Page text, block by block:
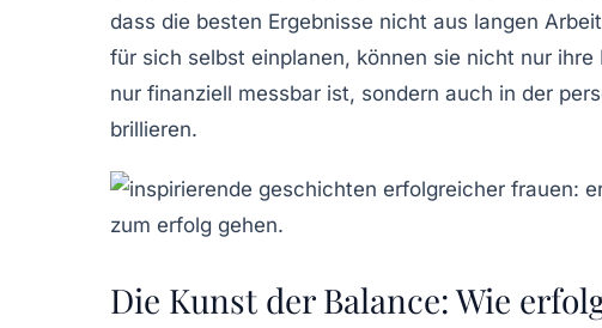
dass die besten Ergebnisse nicht aus langen
für sich selbst einplanen, können sie nicht nur ihre
nur finanziell messbar ist, sondern auch in der
brillieren.
Die Kunst der Balance: Wie